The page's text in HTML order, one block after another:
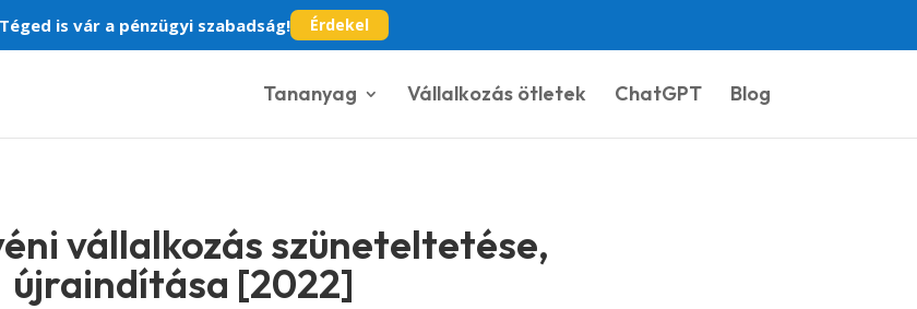
Téged is vár a pénzügyi szabadság! Érdekel
Tananyag Vállalkozás ötletek ChatGPT Blog
vállalkozás szüneteltetése,
újraindítása [2022]